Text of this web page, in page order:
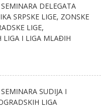
DELEGATA
SRPSKE LIGE, ZONSKE
LIGE,
LIGA I LIGA MLAĐIH
SUDIJA I
LIGA